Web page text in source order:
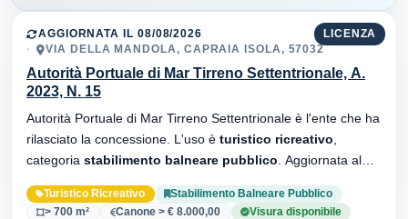
LICENZA
AGGIORNATA IL 08/08/2026
VIA DELLA MANDOLA, CAPRAIA ISOLA, 57032
Autorità Portuale di Mar Tirreno Settentrionale, A.
2023, N. 15
Autorità Portuale di Mar Tirreno Settentrionale è l'ente che ha
rilasciato la concessione. L'uso è turistico ricreativo
categoria stabilimento balneare pubblico
Turistico Ricreativo
Stabilimento Balneare Pubblico
> 700 m²
Canone > € 8.000,00 Visura disponibile